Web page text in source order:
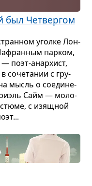
был Чет­вер­гом
уголке Лон­
пар­ком,
поэт-анар­хист,
соче­та­нии с гру­
мысль о соеди­не­
Сайм — моло­
с изящ­ной